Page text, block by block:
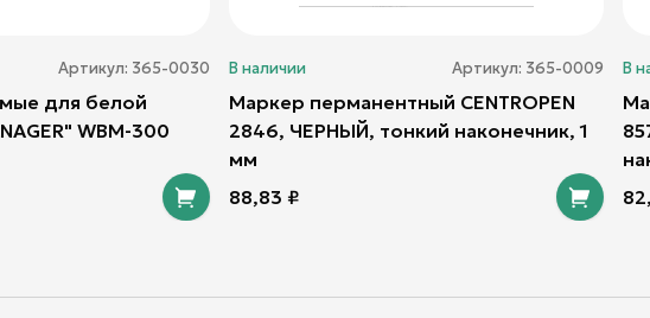
Артикул: 365-0030
для белой
WBM-300
В наличии Артикул: 365-0009
Маркер перманентный CENTROPEN
2846, ЧЕРНЫЙ, тонкий наконечник, 1
мм
88,83 ₽
В